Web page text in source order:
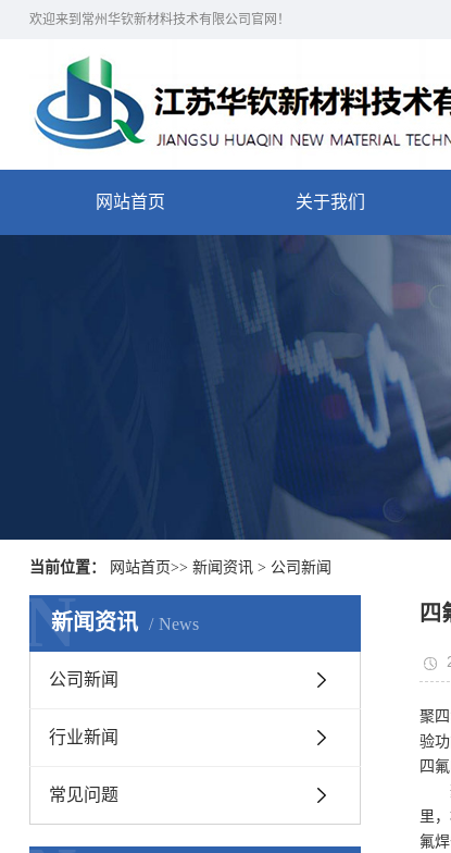
欢迎来到常州华钦新材料技术有限公司官网！
网站首页 关于我们
当前位置： 网站首页>> 新闻资讯 > 公司新闻
新闻资讯 News
N
公司新闻
行业新闻
常见问题
四
聚
验
四
聚
里
氟